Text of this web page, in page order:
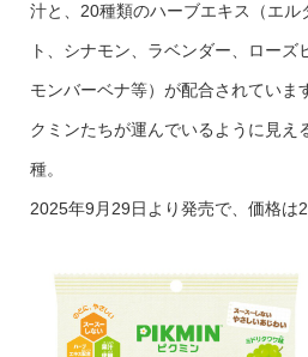
汁と、20種類のハーブエキス（エル
ト、シナモン、ラベンダー、ローズ
モンバーベナ等）が配合されていま
クミンたちが運んでいるように見え
種。
2025年9月29日より発売で、価格は